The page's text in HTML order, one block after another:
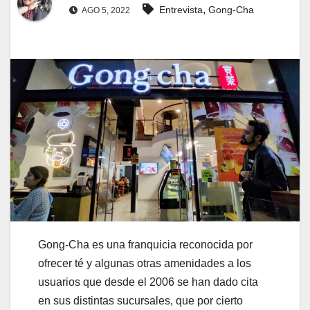
AGO 5, 2022 Entrevista, Gong-Cha
Gong-Cha es una franquicia reconocida por
ofrecer té y algunas otras amenidades a los
usuarios que desde el 2006 se han dado cita
en sus distintas sucursales, que por cierto